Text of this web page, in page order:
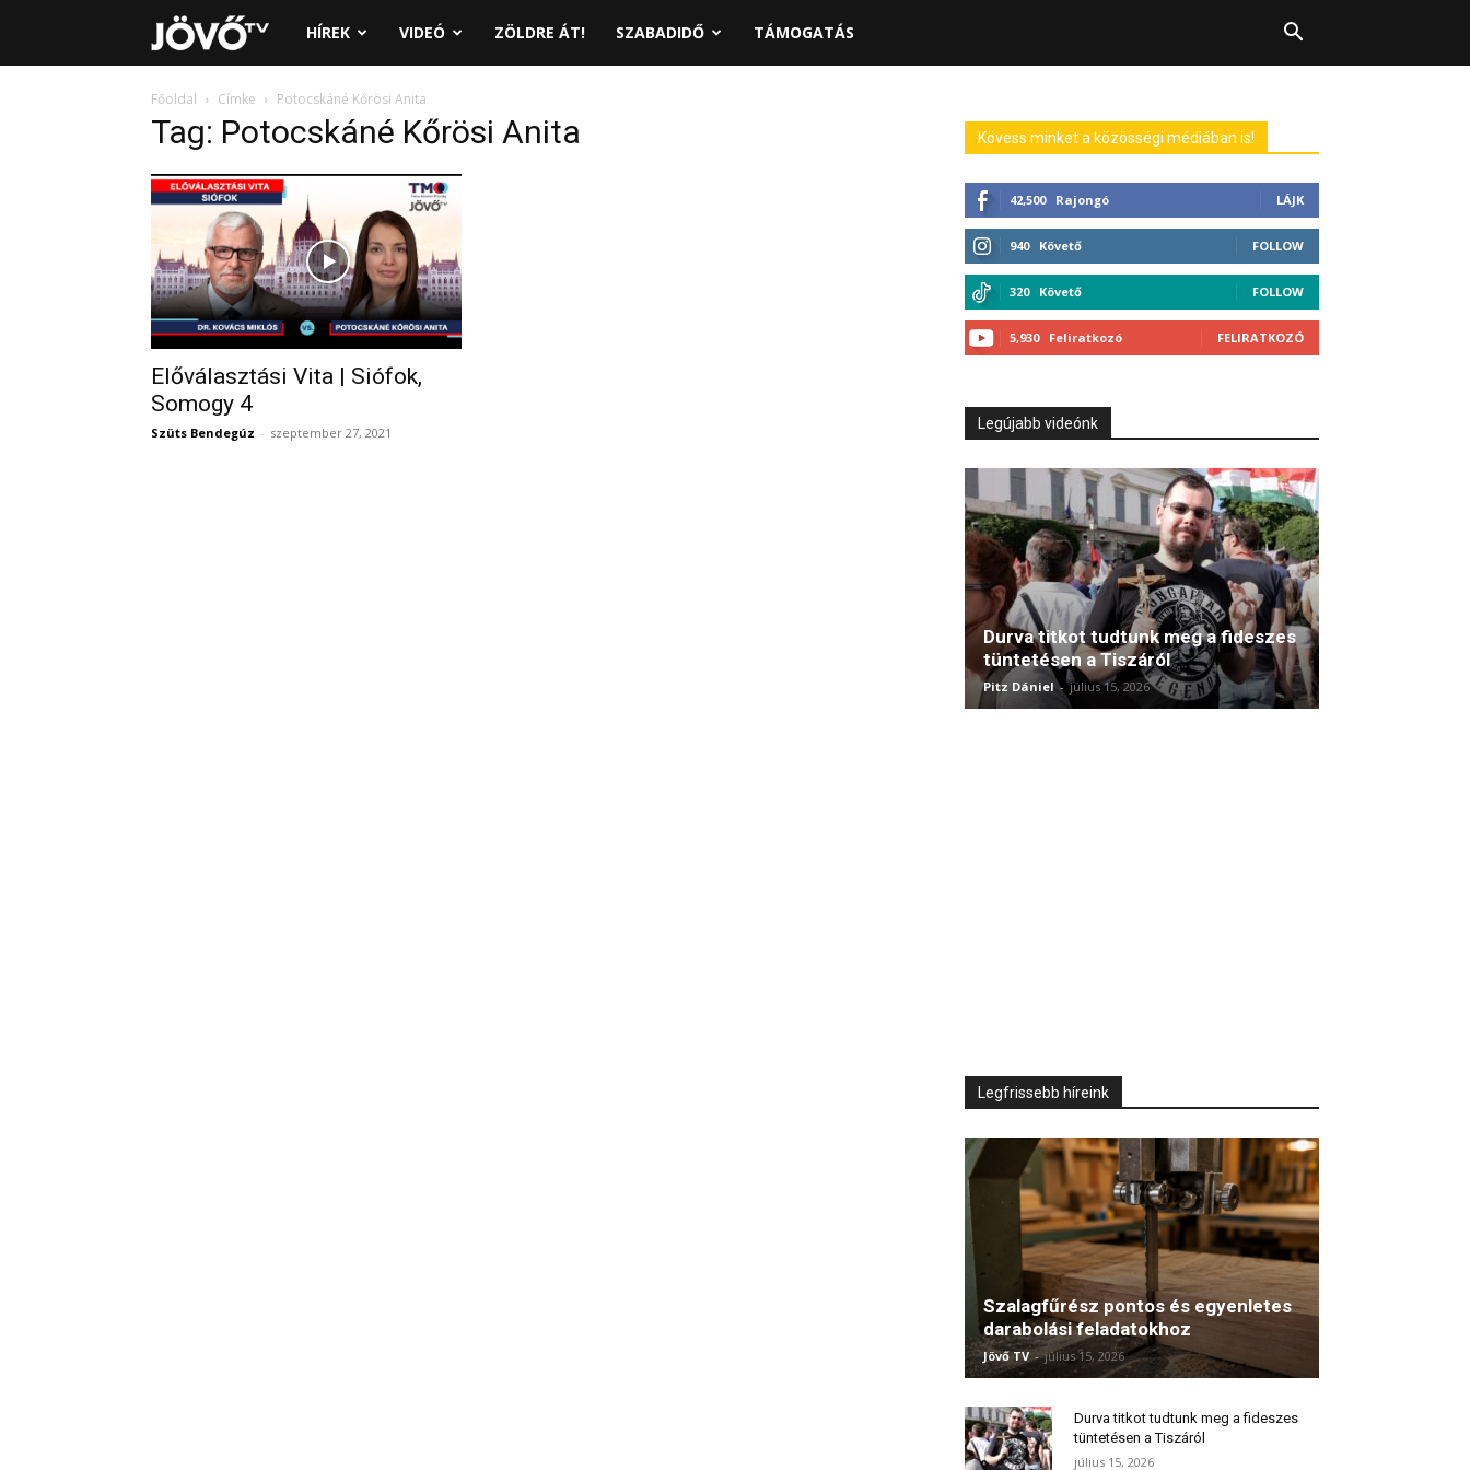
Jövő
TV
HÍREK VIDEÓ ZÖLDRE ÁT! SZABADIDŐ TÁMOGATÁS
Főoldal Címke Potocskáné Kőrösi Anita
Tag: Potocskáné Kőrösi Anita
Előválasztási Vita | Siófok,
Somogy 4
Szüts Bendegúz - szeptember 27, 2021
Kövess minket a közösségi médiában is!
42,500 Rajongó LÁJK
940 Követő FOLLOW
320 Követő FOLLOW
5,930 Feliratkozó FELIRATKOZÓ
Legújabb videónk
Durva titkot tudtunk meg a fideszes
tüntetésen a Tiszáról
Pitz Dániel - július 15, 2026
Legfrissebb híreink
Szalagfűrész pontos és egyenletes
darabolási feladatokhoz
Jövő TV - július 15, 2026
Durva titkot tudtunk meg a fideszes
tüntetésen a Tiszáról
július 15, 2026